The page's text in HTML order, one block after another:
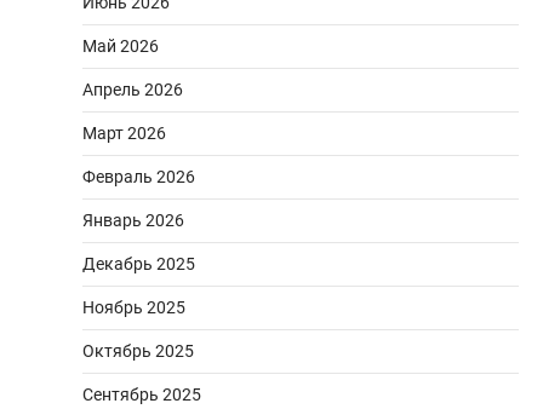
Май 2026
Апрель 2026
Март 2026
Февраль 2026
Январь 2026
Декабрь 2025
Ноябрь 2025
Октябрь 2025
Сентябрь 2025